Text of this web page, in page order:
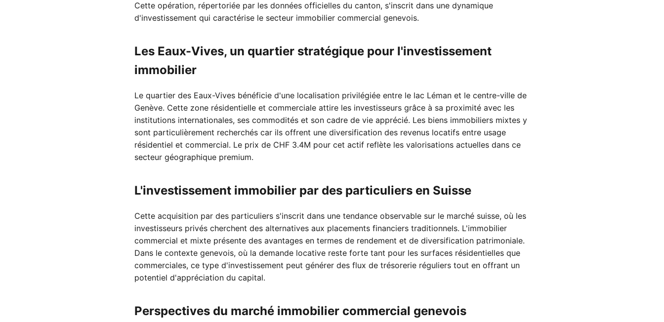
Cette opération, répertoriée par les données officielles du canton, s'inscrit dans une dynamique
d'investissement qui caractérise le secteur immobilier commercial genevois.
Les Eaux-Vives, un quartier stratégique pour l'investissement
immobilier
Le quartier des Eaux-Vives bénéficie d'une localisation privilégiée entre le lac Léman et le centre-ville de
Genève. Cette zone résidentielle et commerciale attire les investisseurs grâce à sa proximité avec les
institutions internationales, ses commodités et son cadre de vie apprécié. Les biens immobiliers mixtes y
sont particulièrement recherchés car ils offrent une diversification des revenus locatifs entre usage
résidentiel et commercial. Le prix de CHF 3.4M pour cet actif reflète les valorisations actuelles dans ce
secteur géographique premium.
L'investissement immobilier par des particuliers en Suisse
Cette acquisition par des particuliers s'inscrit dans une tendance observable sur le marché suisse, où les
investisseurs privés cherchent des alternatives aux placements financiers traditionnels. L'immobilier
commercial et mixte présente des avantages en termes de rendement et de diversification patrimoniale.
Dans le contexte genevois, où la demande locative reste forte tant pour les surfaces résidentielles que
commerciales, ce type d'investissement peut générer des flux de trésorerie réguliers tout en offrant un
potentiel d'appréciation du capital.
Perspectives du marché immobilier commercial genevois